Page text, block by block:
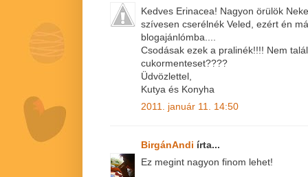
Kedves Erinacea! Nagyon örülök
szívesen cserélnék Veled, ezért én
blogajánlómba....
Csodásak ezek a pralinék!!!! Nem
cukormenteset????
Üdvözlettel,
Kutya és Konyha
2011. január 11. 14:50
BirgánAndi írta...
Ez megint nagyon finom lehet!